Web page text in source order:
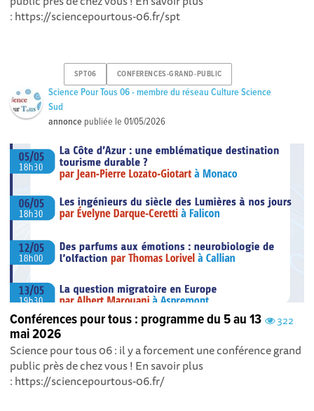
: https://sciencepourtous-06.fr/spt
SPT06 CONFERENCES-GRAND-PUBLIC
Science Pour Tous 06 - membre du réseau Culture Science
Sud
annonce publiée le01/05/2026
322
Conférences pour tous : programme du 5 au 13
mai 2026
Science pour tous 06 : il y a forcement une conférence grand
public près de chez vous ! En savoir plus
: https://sciencepourtous-06.fr/